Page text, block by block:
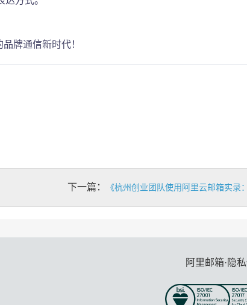
牌通信新时代！
下一篇： 《杭州创业团队使用阿里云邮箱实录：从“qq邮箱
阿里邮箱·隐